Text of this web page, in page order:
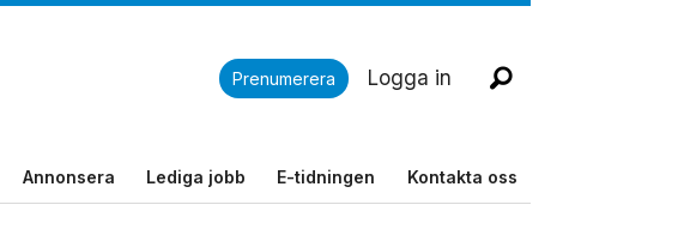
Prenumerera Logga in
Annonsera Lediga jobb E-tidningen Kontakta oss